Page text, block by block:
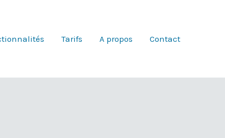
Tarifs A propos Contact